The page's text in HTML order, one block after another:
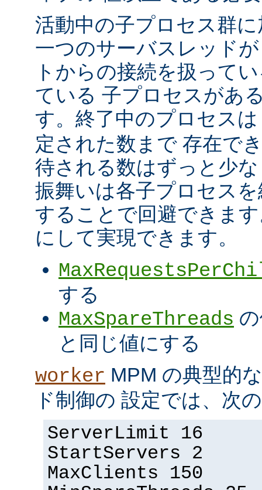
活動中の子プロセス群
一つのサーバスレッド
トからの接続を扱って
ている 子プロセスがあ
す。終了中のプロセス
定された数まで 存在で
待される数はずっと少
振舞いは各子プロセス
することで回避できま
にして実現できます。
する
MaxSpareThreads
と同じ値にする
worker MPM の典型的
ド制御の 設定では、次
ServerLimit 16
StartServers 2
MaxClients 150